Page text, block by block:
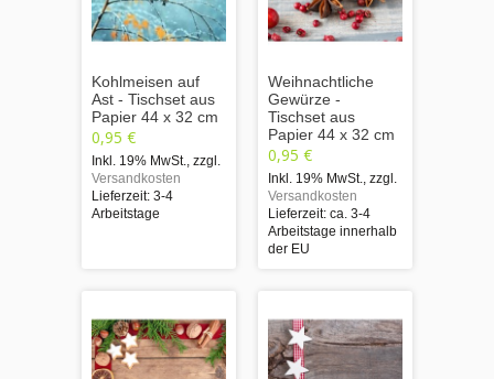
Kohlmeisen auf
Ast - Tischset aus
Papier 44 x 32 cm
0,95 €
Inkl. 19% MwSt. zzgl.
Versandkosten
Lieferzeit: 3-4
Arbeitstage
Weihnachtliche
Gewürze -
Tischset aus
Papier 44 x 32 cm
0,95 €
Inkl. 19% MwSt. zzgl.
Versandkosten
Lieferzeit: ca. 3-4
Arbeitstage innerhalb
der EU